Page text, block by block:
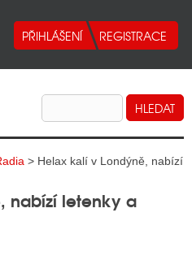
> Helax kalí v Londýně, nabízí
nabízí letenky a